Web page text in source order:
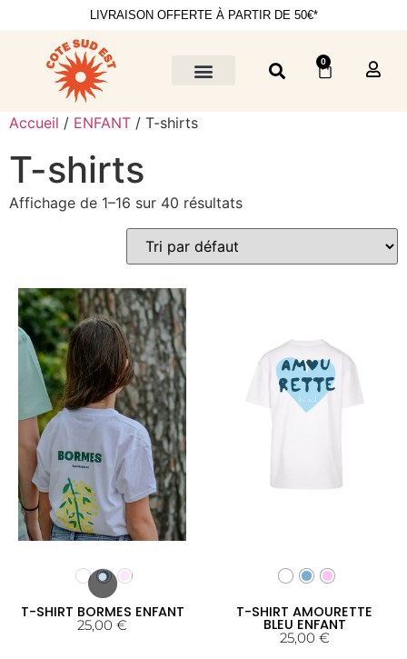
LIVRAISON OFFERTE À PARTIR DE 50€*
0
Accueil / ENFANT / T-shirts
T-shirts
Affichage de 1–16 sur 40 résultats
T-SHIRT BORMES ENFANT
25,00€
T-SHIRT AMOURETTE
BLEU ENFANT
25,00 €